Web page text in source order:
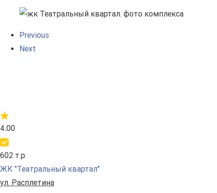
Previous
Next
4.00
602 т.р.
ЖК "Театральный квартал"
ул. Расплетина